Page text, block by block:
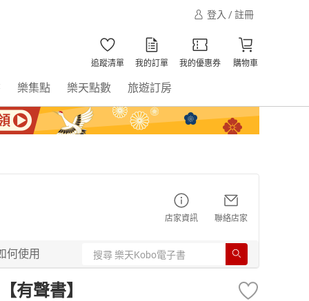
登入 / 註冊
追蹤清單 我的訂單 我的優惠券 購物車
樂集點 樂天點數 旅遊訂房
店家資訊 聯絡店家
何使用
有聲書】